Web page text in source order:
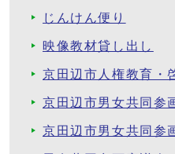
じんけん便り
映像教材貸し出し
京田辺市人権教育・
京田辺市男女共同参
京田辺市男女共同参